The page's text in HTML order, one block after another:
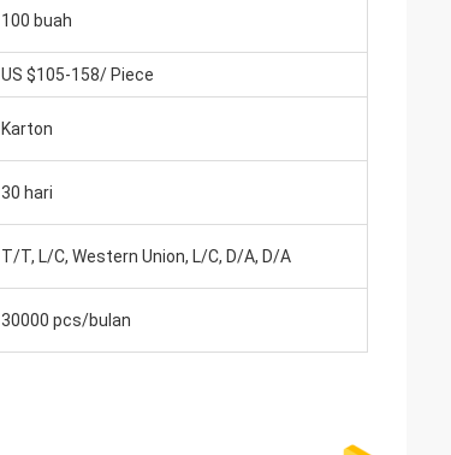
100 buah
US $105-158/ Piece
Karton
30 hari
T/T, L/C, Western Union, L/C, D/A, D/A
30000 pcs/bulan